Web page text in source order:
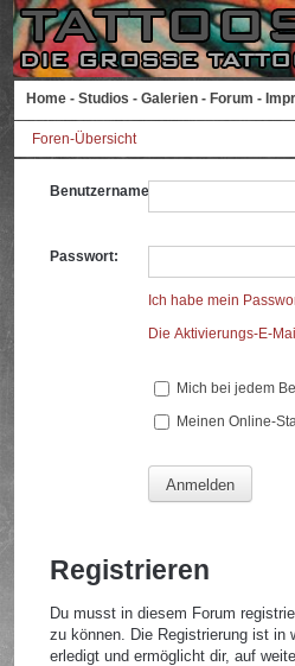
Home - Studios - Galerien - Forum -
Foren-Übersicht
Benutzername:
Passwort:
Ich habe mein
Die Aktivierungs-E-
Mich bei jedem
Meinen Online-
Registrieren
Du musst in diesem Forum
zu können. Die Registrierung ist in
erledigt und ermöglicht dir, auf